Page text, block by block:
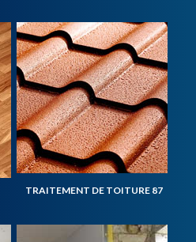
TRAITEMENT DE TOITURE 87